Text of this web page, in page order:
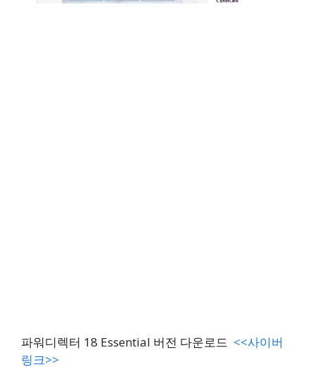
파워디렉터 18 Essential 버전 다운로드 <<사이버
링크>>